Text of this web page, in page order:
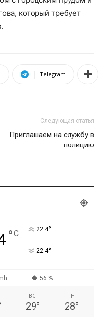
который требует
Telegram
Следующая статья
Приглашаем на службу в
полицию
°C 22.4°
22.4°
56 %
ВС
29°
ПН
28°